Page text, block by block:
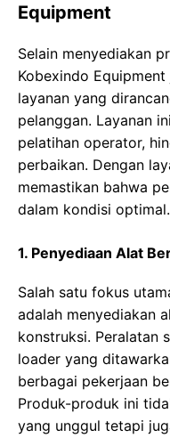
Equipment
Selain menyediakan
Kobexindo
layanan yang
pelanggan. Layanan
pelatihan operator,
perbaikan. Dengan
memastikan bahwa
dalam kondisi optimal.
1. Penyediaan Alat
Salah satu fokus
adalah menyediakan
konstruksi. Peralatan
loader yang
berbagai pekerjaan
Produk-produk ini
yang unggul tetapi